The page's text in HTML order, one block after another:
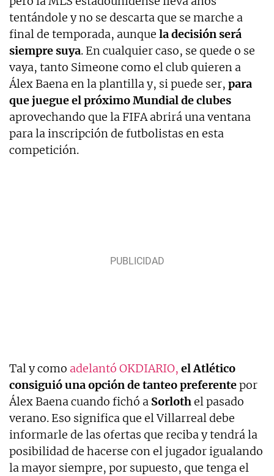
tentándole y no se descarta que se marche a
final de temporada, aunque la decisión será
siempre suya. En cualquier caso, se quede o se
vaya, tanto Simeone como el club quieren a
Álex Baena en la plantilla y, si puede ser, para
que juegue el próximo Mundial de clubes
aprovechando que la FIFA abrirá una ventana
para la inscripción de futbolistas en esta
competición.
Tal y como adelantó OKDIARIO, el Atlético
consiguió una opción de tanteo preferentepor
Álex Baena cuando fichó a Sorlothel pasado
verano. Eso significa que el Villarreal debe
informarle de las ofertas que reciba y tendrá la
posibilidad de hacerse con el jugador igualando
la mayor siempre, por supuesto, que tenga el